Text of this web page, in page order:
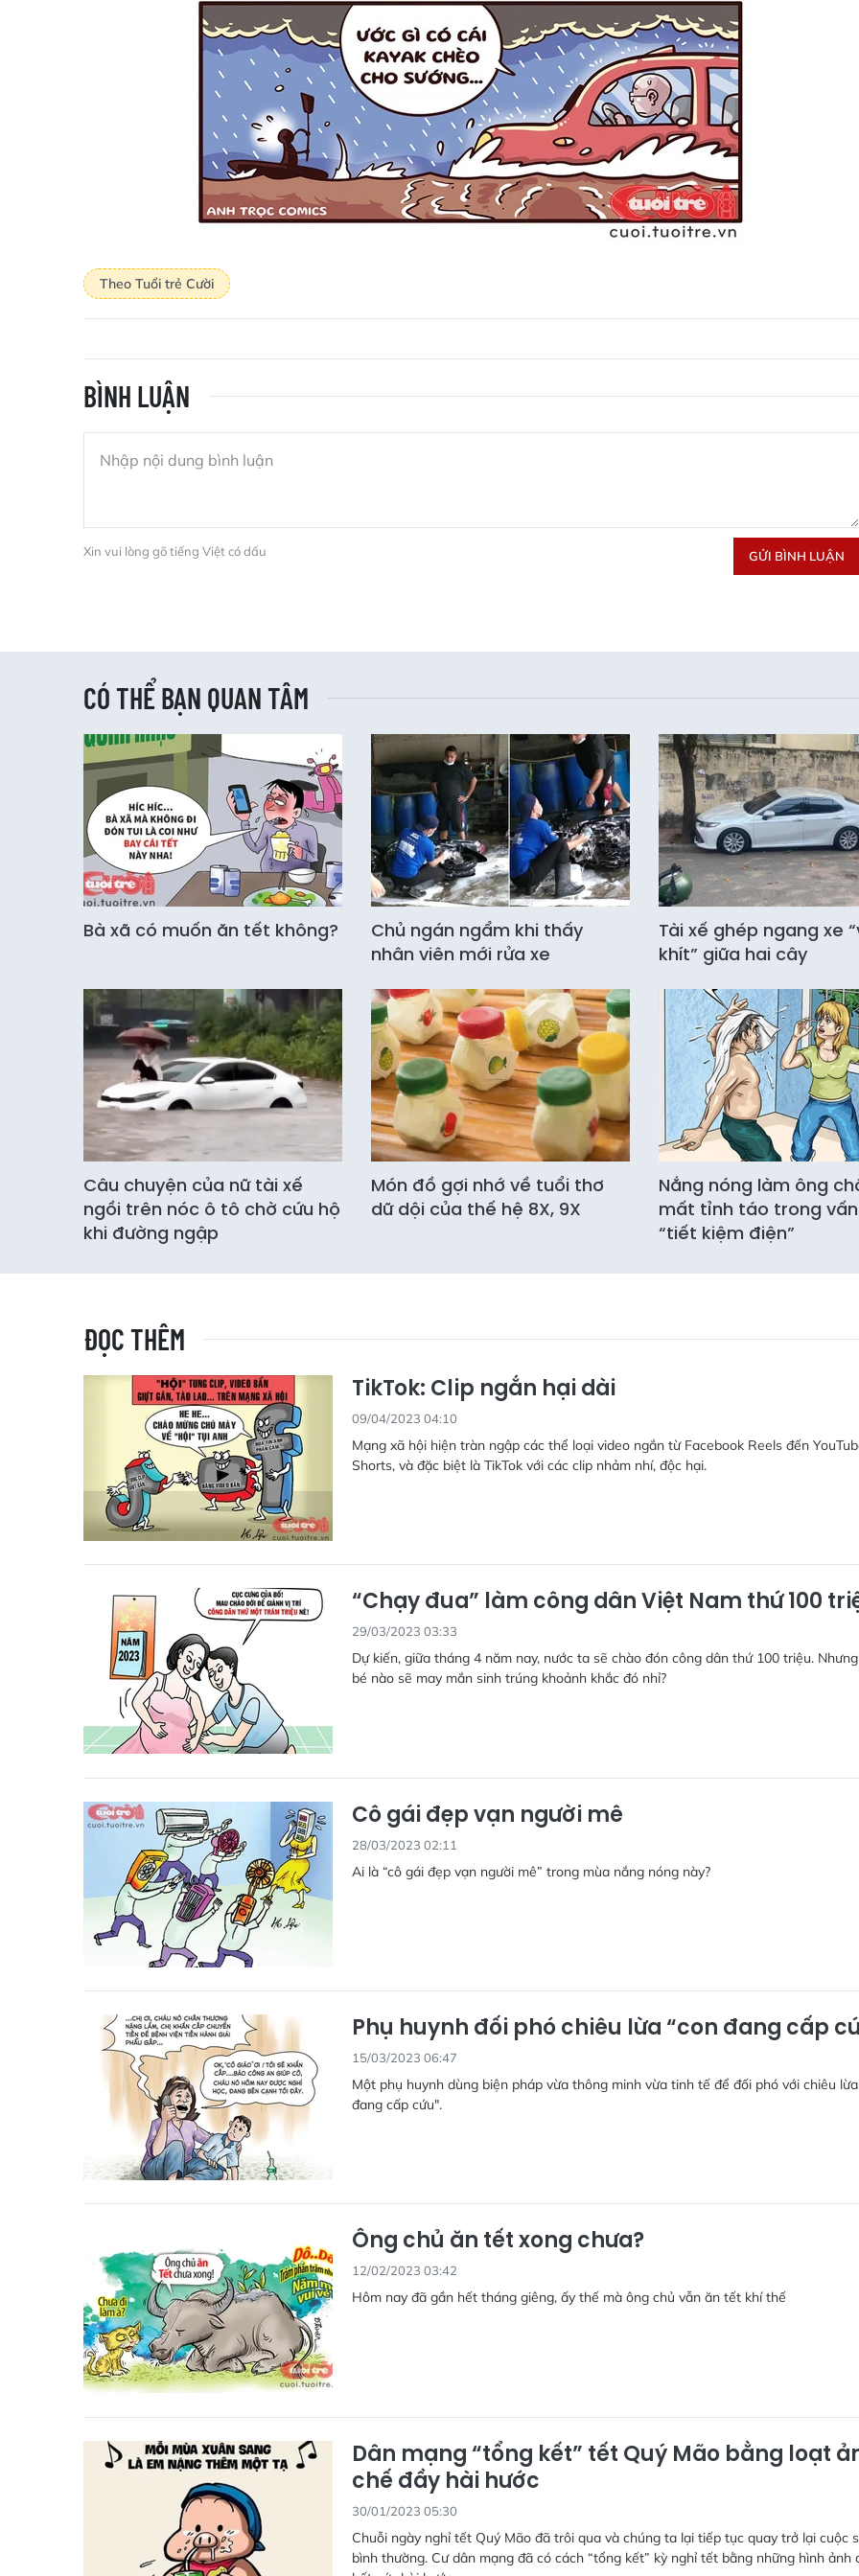
Theo Tuổi trẻ Cười
BÌNH LUẬN
Xin vui lòng gõ tiếng Việt có dấu GỬI BÌNH LUẬN
CÓ THỂ BẠN QUAN TÂM
Bà xã có muốn ăn tết không?
Chủ ngán ngẩm khi thấy
nhân viên mới rửa xe
Tài xế ghép ngang xe
khít” giữa hai cây
Câu chuyện của nữ tài xế
ngồi trên nóc ô tô chờ cứu hộ
khi đường ngập
Món đồ gợi nhớ về tuổi thơ
dữ dội của thế hệ 8X, 9X
Nắng nóng làm ông
mất tỉnh táo trong
“tiết kiệm điện”
ĐỌC THÊM
TikTok: Clip ngắn hại dài
09/04/2023 04:10
Mạng xã hội hiện tràn ngập các thể loại video ngắn từ Facebook Reels đến
Shorts, và đặc biệt là TikTok với các clip nhảm nhí, độc hại.
“Chạy đua” làm công dân Việt Nam thứ 100
29/03/2023 03:33
Dự kiến, giữa tháng 4 năm nay, nước ta sẽ chào đón công dân thứ 100 triệu.
bé nào sẽ may mắn sinh trúng khoảnh khắc đó nhỉ?
Cô gái đẹp vạn người mê
28/03/2023 02:11
Ai là “cô gái đẹp vạn người mê” trong mùa nắng nóng này?
Phụ huynh đối phó chiêu lừa “con đang cấp
15/03/2023 06:47
Một phụ huynh dùng biện pháp vừa thông minh vừa tinh tế để đối phó với chiêu
đang cấp cứu".
Ông chủ ăn tết xong chưa?
12/02/2023 03:42
Hôm nay đã gần hết tháng giêng, ấy thế mà ông chủ vẫn ăn tết khí thế
Dân mạng “tổng kết” tết Quý Mão bằng loạt
chế đầy hài hước
30/01/2023 05:30
Chuỗi ngày nghỉ tết Quý Mão đã trôi qua và chúng ta lại tiếp tục quay trở lại cuộc
bình thường. Cư dân mạng đã có cách “tổng kết” kỳ nghỉ tết bằng những hình ảnh